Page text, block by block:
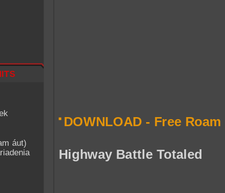
áut)
DOWNLOAD - Free
Highway Battle Totaled